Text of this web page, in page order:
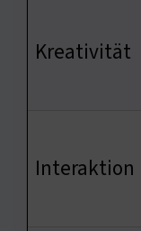
Kreativität
Interaktion